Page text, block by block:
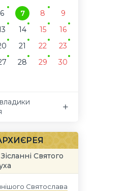
6 7 8
9
14 15
16
21 22
23
28 29
30
Святого
Святослава